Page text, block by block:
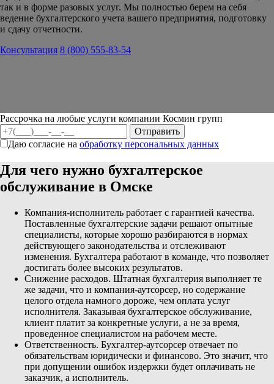
так и в форме разовых услуг. Мы полностью берем на себя
ведение бухгалтерского учета вашего предприятия, подготовку
и сдачу отчетности.
Консультация 8 (800) 555-83-54
Рассрочка на любые услуги компании Космин групп
Даю согласие на обработку персональных данных
Для чего нужно бухгалтерское
обслуживание в Омске
Компания-исполнитель работает с гарантией качества.
Поставленные бухгалтерские задачи решают опытные
специалисты, которые хорошо разбираются в нормах
действующего законодательства и отслеживают
изменения. Бухгалтера работают в команде, что позволяет
достигать более высоких результатов.
Снижение расходов. Штатная бухгалтерия выполняет те
же задачи, что и компания-аутсорсер, но содержание
целого отдела намного дороже, чем оплата услуг
исполнителя. Заказывая бухгалтерское обслуживание,
клиент платит за конкретные услуги, а не за время,
проведенное специалистом на рабочем месте.
Ответственность. Бухгалтер-аутсорсер отвечает по
обязательствам юридически и финансово. Это значит, что
при допущении ошибок издержки будет оплачивать не
заказчик, а исполнитель.